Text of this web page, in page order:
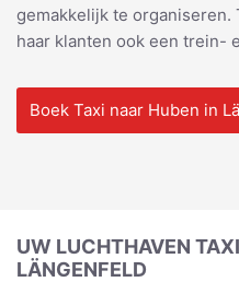
gemakkelijk te organiseren.
haar klanten ook een trein-
Boek Taxi naar Huben in
UW LUCHTHAVEN
LÄNGENFELD